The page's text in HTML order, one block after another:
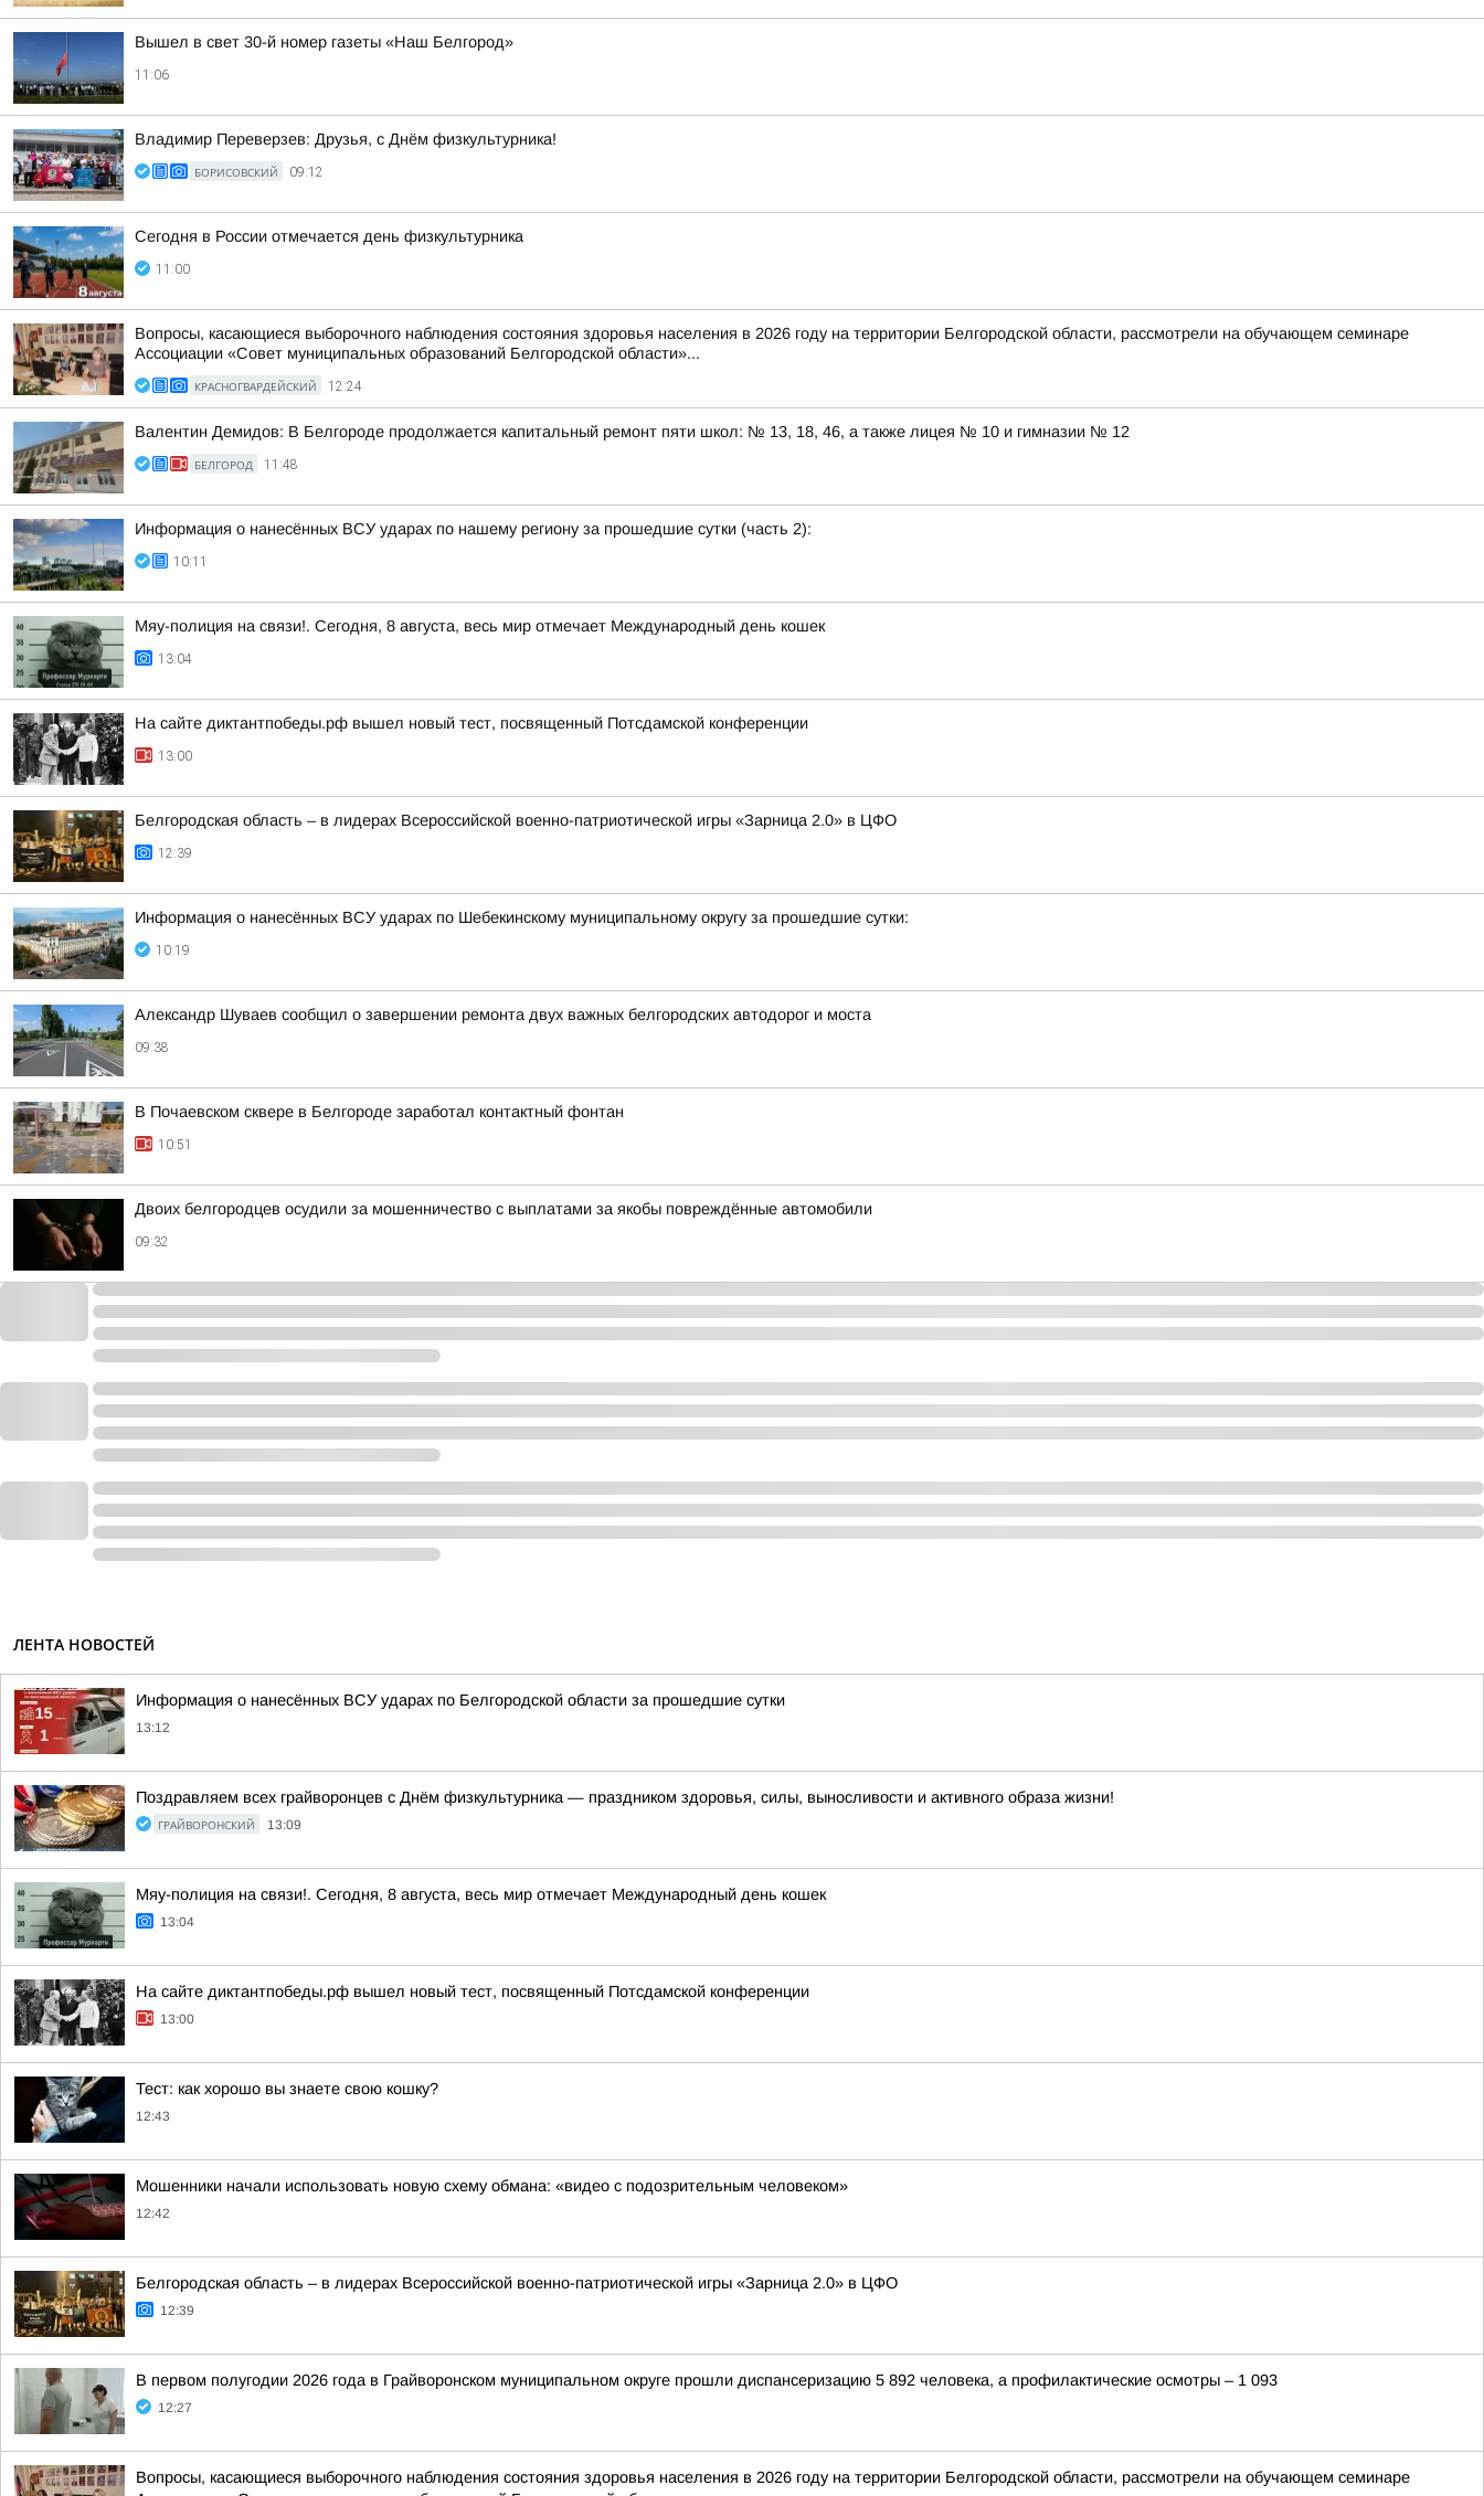
Вышел в свет 30-й номер газеты «Наш Белгород»
11:06
Владимир Переверзев: Друзья, с Днём физкультурника!
БОРИСОВСКИЙ 09:12
Сегодня в России отмечается день физкультурника
11:00
Вопросы, касающиеся выборочного наблюдения состояния здоровья населения в 2026 году на территории Белгородской области, рассмотрели на обучающем семинаре
Ассоциации «Совет муниципальных образований Белгородской области»...
КРАСНОГВАРДЕЙСКИЙ 12:24
Валентин Демидов: В Белгороде продолжается капитальный ремонт пяти школ: № 13, 18, 46, а также лицея № 10 и гимназии № 12
БЕЛГОРОД 11:48
Информация о нанесённых ВСУ ударах по нашему региону за прошедшие сутки (часть 2):
10:11
Мяу-полиция на связи!. Сегодня, 8 августа, весь мир отмечает Международный день кошек
13:04
На сайте диктантпобеды.рф вышел новый тест, посвященный Потсдамской конференции
13:00
Белгородская область – в лидерах Всероссийской военно-патриотической игры «Зарница 2.0» в ЦФО
12:39
Информация о нанесённых ВСУ ударах по Шебекинскому муниципальному округу за прошедшие сутки:
10:19
Александр Шуваев сообщил о завершении ремонта двух важных белгородских автодорог и моста
09:38
В Почаевском сквере в Белгороде заработал контактный фонтан
10:51
Двоих белгородцев осудили за мошенничество с выплатами за якобы повреждённые автомобили
09:32
ЛЕНТА НОВОСТЕЙ
Информация о нанесённых ВСУ ударах по Белгородской области за прошедшие сутки
13:12
Поздравляем всех грайворонцев с Днём физкультурника — праздником здоровья, силы, выносливости и активного образа жизни!
ГРАЙВОРОНСКИЙ 13:09
Мяу-полиция на связи!. Сегодня, 8 августа, весь мир отмечает Международный день кошек
13:04
На сайте диктантпобеды.рф вышел новый тест, посвященный Потсдамской конференции
13:00
Тест: как хорошо вы знаете свою кошку?
12:43
Мошенники начали использовать новую схему обмана: «видео с подозрительным человеком»
12:42
Белгородская область – в лидерах Всероссийской военно-патриотической игры «Зарница 2.0» в ЦФО
12:39
В первом полугодии 2026 года в Грайворонском муниципальном округе прошли диспансеризацию 5 892 человека, а профилактические осмотры – 1 093
12:27
Вопросы, касающиеся выборочного наблюдения состояния здоровья населения в 2026 году на территории Белгородской области, рассмотрели на обучающем семинаре